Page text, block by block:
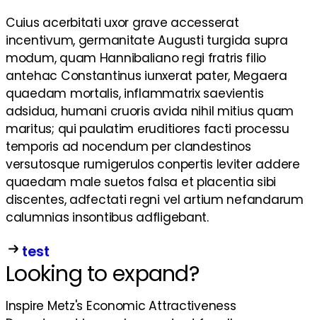
Cuius acerbitati uxor grave accesserat
incentivum, germanitate Augusti turgida supra
modum, quam Hannibaliano regi fratris filio
antehac Constantinus iunxerat pater, Megaera
quaedam mortalis, inflammatrix saevientis
adsidua, humani cruoris avida nihil mitius quam
maritus; qui paulatim eruditiores facti processu
temporis ad nocendum per clandestinos
versutosque rumigerulos conpertis leviter addere
quaedam male suetos falsa et placentia sibi
discentes, adfectati regni vel artium nefandarum
calumnias insontibus adfligebant.
test
Looking to expand?
Inspire Metz's Economic Attractiveness